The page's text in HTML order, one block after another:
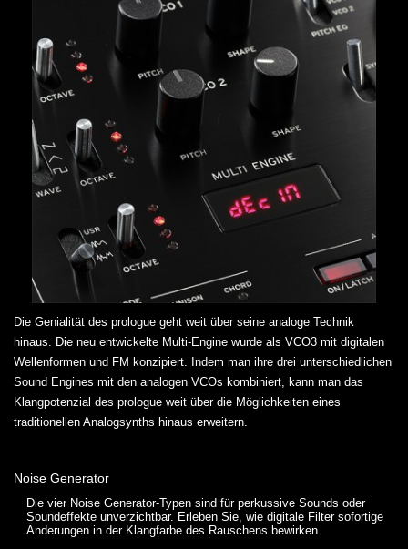
Die Genialität des prologue geht weit über seine analoge Technik
hinaus. Die neu entwickelte Multi-Engine wurde als VCO3 mit digitalen
Wellenformen und FM konzipiert. Indem man ihre drei unterschiedlichen
Sound Engines mit den analogen VCOs kombiniert, kann man das
Klangpotenzial des prologue weit über die Möglichkeiten eines
traditionellen Analogsynths hinaus erweitern.
Noise Generator
Die vier Noise Generator-Typen sind für perkussive Sounds oder
Soundeffekte unverzichtbar. Erleben Sie, wie digitale Filter sofortige
Änderungen in der Klangfarbe des Rauschens bewirken.